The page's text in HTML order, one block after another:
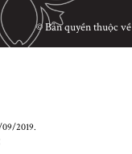
© Bản quyền thuộc về
2019.